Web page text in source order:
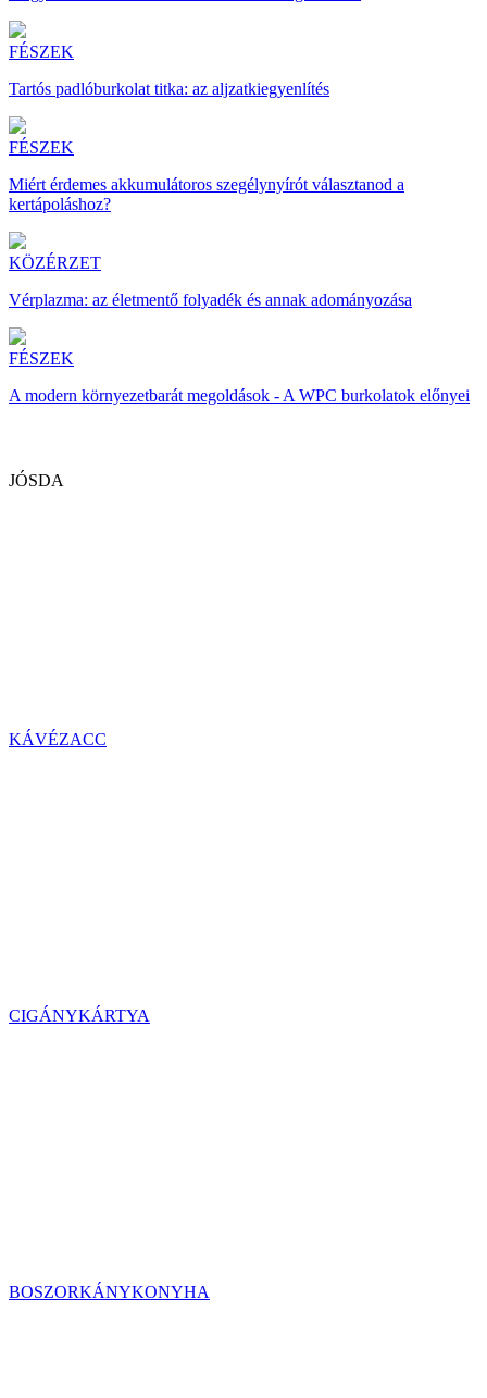
FÉSZEK
Tartós padlóburkolat titka: az aljzatkiegyenlítés
FÉSZEK
Miért érdemes akkumulátoros szegélynyírót választanod a
kertápoláshoz?
KÖZÉRZET
Vérplazma: az életmentő folyadék és annak adományozása
FÉSZEK
A modern környezetbarát megoldások - A WPC burkolatok előnyei
JÓSDA
KÁVÉZACC
CIGÁNYKÁRTYA
BOSZORKÁNYKONYHA